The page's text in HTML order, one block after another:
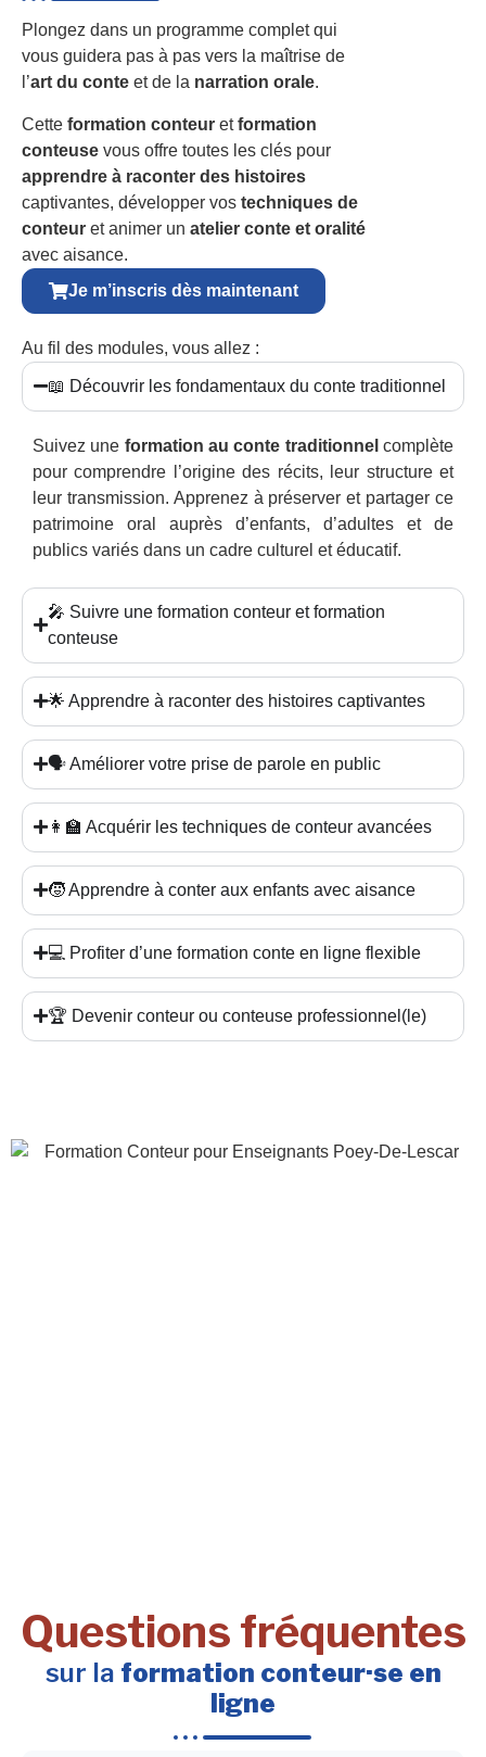
Plongez dans un programme complet qui
vous guidera pas à pas vers la maîtrise de
l’art du conte et de la narration orale.
Cette formation conteur etformation
conteuse vous offre toutes les clés pour
apprendre à raconter des histoires
captivantes, développer vos techniques de
conteur et animer un atelier conte et oralité
avec aisance.
Je m’inscris dès maintenant
Au fil des modules, vous allez :
📖 Découvrir les fondamentaux du conte traditionnel
Suivez une formation au conte traditionnel complète
pour comprendre l’origine des récits, leur structure et
leur transmission. Apprenez à préserver et partager ce
patrimoine oral auprès d’enfants, d’adultes et de
publics variés dans un cadre culturel et éducatif.
🎤 Suivre une formation conteur et formation
conteuse
🌟 Apprendre à raconter des histoires captivantes
🗣️ Améliorer votre prise de parole en public
👩‍🏫 Acquérir les techniques de conteur avancées
🧒 Apprendre à conter aux enfants avec aisance
💻 Profiter d’une formation conte en ligne flexible
🏆 Devenir conteur ou conteuse professionnel(le)
Questions fréquentes
sur la formation conteur·se en
ligne